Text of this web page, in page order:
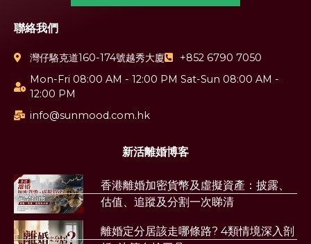
聯絡我們
灣仔駱克道160-174號越秀大廈
+852 6790 7050
Mon-Fri 08:00 AM - 12:00 PM Sat-Sun 08:00 AM -
12:00 PM
info@sunmood.com.hk
新活離婚博客
香港離婚加密貨幣及虛擬資產：披露、
估值、追蹤及分割一次睇清
離婚定分居該走哪條路? 4類情境深入剖